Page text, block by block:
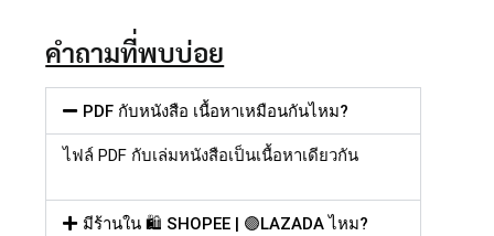
คำถามที่พบบ่อย
PDF กับหนังสือ เนื้อหาเหมือนกันไหม?
ไฟล์ PDF กับเล่มหนังสือเป็นเนื้อหาเดียวกัน
มีร้านใน 🛍️ SHOPEE | 🟣LAZADA ไหม?